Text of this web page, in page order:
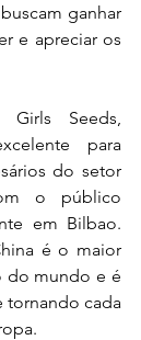
ganhar
e apreciar os
Seeds,
para
do setor
o público
em Bilbao.
é o maior
do mundo e é
tornando cada